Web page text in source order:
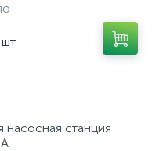
шт
насосная станция